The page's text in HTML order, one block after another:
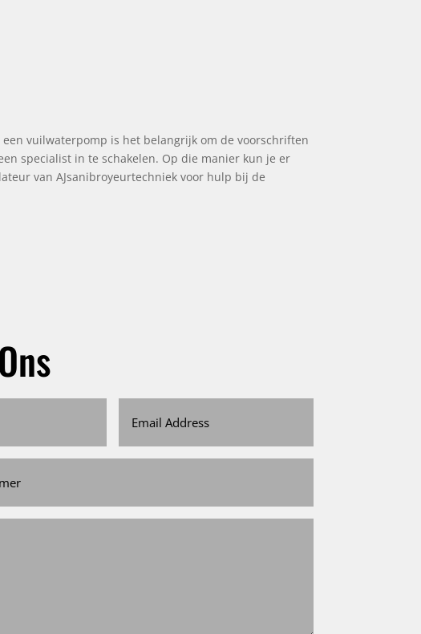
vuilwaterpomp is het belangrijk om de voorschriften
specialist in te schakelen. Op die manier kun je er
van AJsanibroyeurtechniek voor hulp bij de